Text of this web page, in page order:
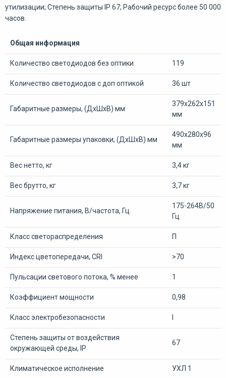
утилизации; Степень защиты IP 67; Рабочий ресурс более 50 000
часов.
Общая информация
Количество светодиодов без оптики 119
Количество светодиодов с доп оптикой 36 шт
Габаритные размеры, (ДхШхВ) мм
379х262х151
мм
Габаритные размеры упаковки, (ДхШхВ) мм
490х280х96
мм
Вес нетто, кг 3,4 кг
Вес брутто, кг 3,7 кг
Напряжение питания, В/частота, Гц
175-264В/50
Гц
Класс светораспределения П
Индекс цветопередачи, CRI >70
Пульсации светового потока, % менее 1
Коэффициент мощности 0,98
Класс электробезопасности
Степень защиты от воздействия
окружающей среды, IP
67
Климатическое исполнение УХЛ 1